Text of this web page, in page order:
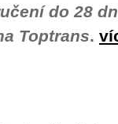
do 28
Toptrans.